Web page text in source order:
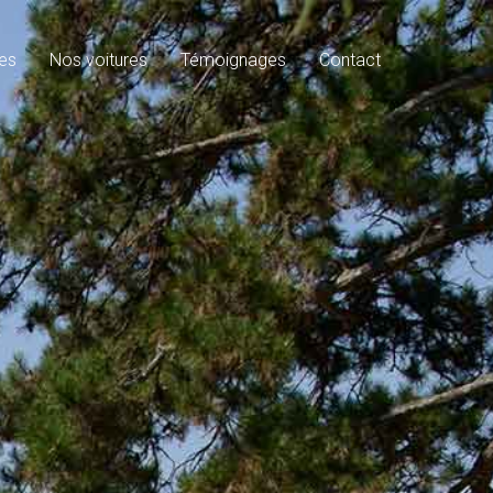
Nos voitures Témoignages Contact